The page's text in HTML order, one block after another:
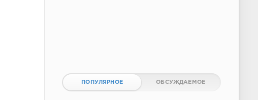
ПОПУЛЯРНОЕ ОБСУЖДАЕМОЕ